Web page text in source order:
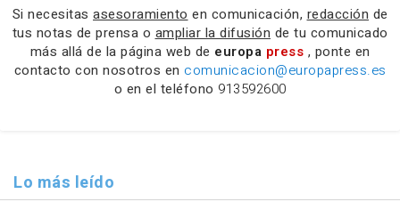
Si necesitas asesoramiento en comunicación, redacción de
tus notas de prensa o ampliar la difusión de tu comunicado
más allá de la página web de europa press , ponte en
contacto con nosotros en comunicacion@europapress.es
o en el teléfono 913592600
Lo más leído